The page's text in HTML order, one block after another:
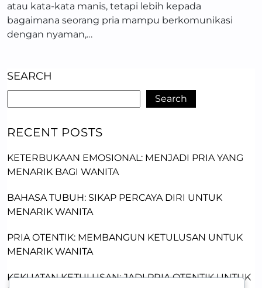
atau kata-kata manis, tetapi lebih kepada
bagaimana seorang pria mampu berkomunikasi
dengan nyaman,…
SEARCH
Search
RECENT POSTS
KETERBUKAAN EMOSIONAL: MENJADI PRIA YANG
MENARIK BAGI WANITA
BAHASA TUBUH: SIKAP PERCAYA DIRI UNTUK
MENARIK WANITA
PRIA OTENTIK: MEMBANGUN KETULUSAN UNTUK
MENARIK WANITA
KEKUATAN KETULUSAN: JADI PRIA OTENTIK UNTUK